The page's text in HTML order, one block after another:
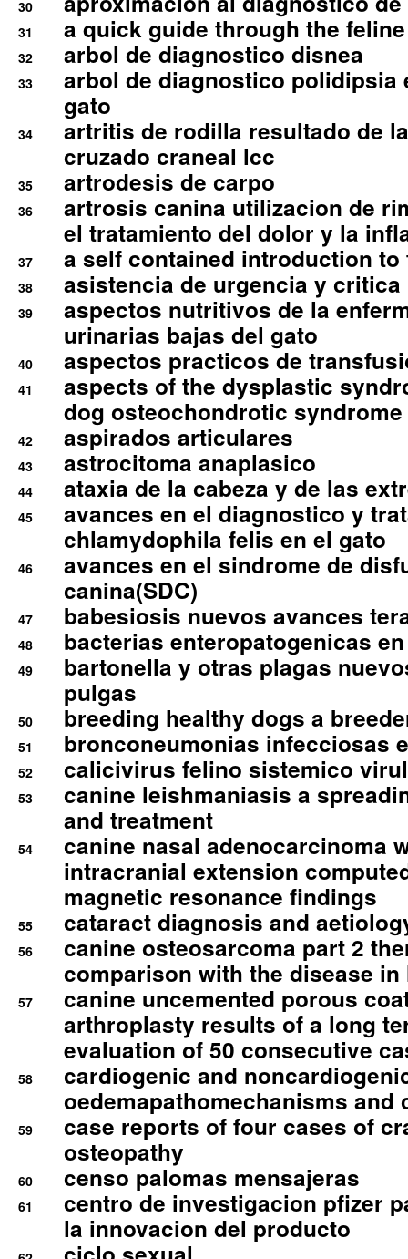
30
31 a quick guide through the
32 arbol de diagnostico disnea
33
arbol de diagnostico polidipsia
gato
34
artritis de rodilla resultado de
cruzado craneal lcc
35 artrodesis de carpo
36
artrosis canina utilizacion de
el tratamiento del dolor y la
37 a self contained introduction
38 asistencia de urgencia y
39
aspectos nutritivos de la
urinarias bajas del gato
40 aspectos practicos de
41
aspects of the dysplastic
dog osteochondrotic syndrome
42 aspirados articulares
43 astrocitoma anaplasico
44 ataxia de la cabeza y de las
45
avances en el diagnostico y
chlamydophila felis en el gato
46
avances en el sindrome de
canina(SDC)
47 babesiosis nuevos avances
48 bacterias enteropatogenicas
49
bartonella y otras plagas
pulgas
50 breeding healthy dogs a
51 bronconeumonias infecciosas
52 calicivirus felino sistemico
53
canine leishmaniasis a
and treatment
54
canine nasal adenocarcinoma
intracranial extension
magnetic resonance findings
55 cataract diagnosis and
56
canine osteosarcoma part 2
comparison with the disease in
57
canine uncemented porous
arthroplasty results of a long
evaluation of 50 consecutive
58
cardiogenic and
oedemapathomechanisms and
59
case reports of four cases of
osteopathy
60 censo palomas mensajeras
61
centro de investigacion pfizer
la innovacion del producto